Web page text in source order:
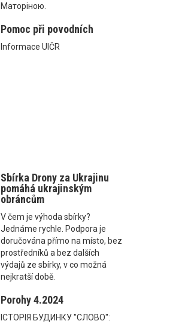
Маторіною.
Pomoc při povodních
Informace UIČR
Sbírka Drony za Ukrajinu
pomáhá ukrajinským
obráncům
V čem je výhoda sbírky?
Jednáme rychle. Podpora je
doručována přímo na místo, bez
prostředníků a bez dalších
výdajů ze sbírky, v co možná
nejkratší době.
Porohy 4.2024
ІСТОРІЯ БУДИНКУ "СЛОВО":